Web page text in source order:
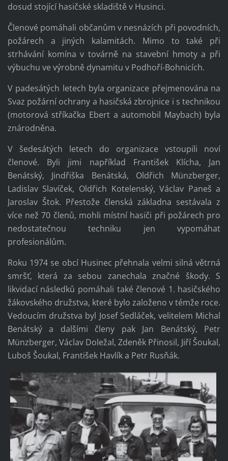
dosud stojící hasičské skladiště v Husinci.
Členové pomáhali občanům v nesnázích při povodních,
požárech a jiných kalamitách. Mimo to také při
strhávání komína v továrně na stavební hmoty a při
výbuchu ve výrobně dynamitu v Podhoří-Bohnicích.
V padesátých letech byla organizace přejmenována na
Svaz požární ochrany a hasičská zbrojnice i s technikou
(motorová stříkačka Ebert a automobil Maybach) byla
znárodněna.
V šedesátých letech do organizace vstoupili noví
členové. Byli jimi například František Klícha, Jan
Benátský, Jindřiška Benátská, Oldřich Münzberger,
Ladislav Slavíček, Oldřich Kotelenský, Václav Paneš a
Jaroslav Štok. Přestože členská základna sestávala z
více než 70 členů, mohli místní hasiči při požárech pro
nedostatečnou techniku jen vypomáhat
profesionálům.
Roku 1974 se obcí Husinec přehnala velmi silná větrná
smršť, která za sebou zanechala značné škody. S
likvidací následků pomáhali také členové 1. hasičského
žákovského družstva, které bylo založeno v témže roce.
Vedoucím družstva byl Josef Sedláček, velitelem Michal
Benátský a dalšími členy pak Jan Benátský, Petr
Münzberger, Václav Doležal, Zdeněk Přinosil, Jiří Šoukal,
Luboš Šoukal, František Havlík a Petr Rusňák.